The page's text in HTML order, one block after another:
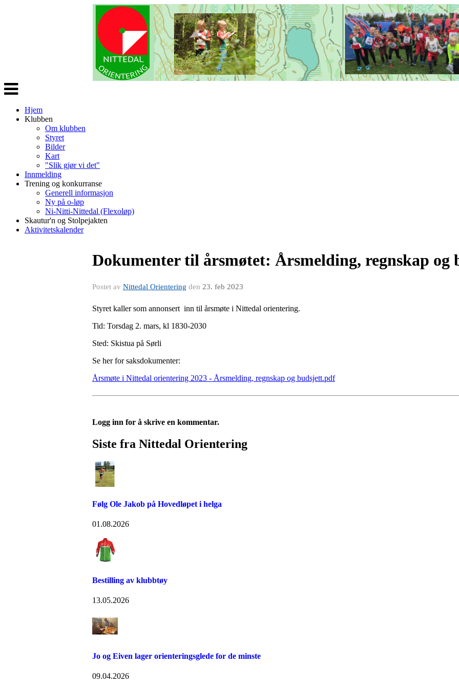
Veksle
navigasjon
Hjem
Klubben
Om klubben
Styret
Bilder
Kart
"Slik gjør vi det"
Innmelding
Trening og konkurranse
Generell informasjon
Ny på o-løp
Ni-Nitti-Nittedal (Flexoløp)
Skautur'n og Stolpejakten
Aktivitetskalender
Dokumenter til årsmøtet: Årsmelding, regnskap og
Postet av Nittedal Orientering den 23. feb 2023
Styret kaller som annonsert inn til årsmøte i Nittedal orientering.
Tid: Torsdag 2. mars, kl 1830-2030
Sted: Skistua på Sørli
Se her for saksdokumenter:
Årsmøte i Nittedal orientering 2023 - Årsmelding, regnskap og budsjett.pdf
Logg inn for å skrive en kommentar.
Siste fra Nittedal Orientering
Følg Ole Jakob på Hovedløpet i helga
01.08.2026
Bestilling av klubbtøy
13.05.2026
Jo og Eiven lager orienteringsglede for de minste
09.04.2026